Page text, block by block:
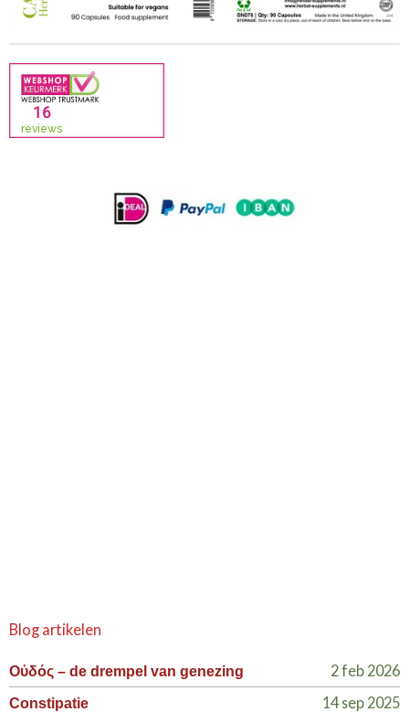
Blog artikelen
Οὐδός – de drempel van genezing 2 feb 2026
Constipatie 14 sep 2025